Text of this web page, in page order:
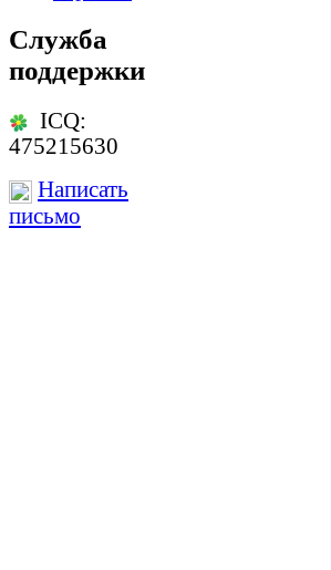
Служба
поддержки
ICQ:
475215630
Написать
письмо